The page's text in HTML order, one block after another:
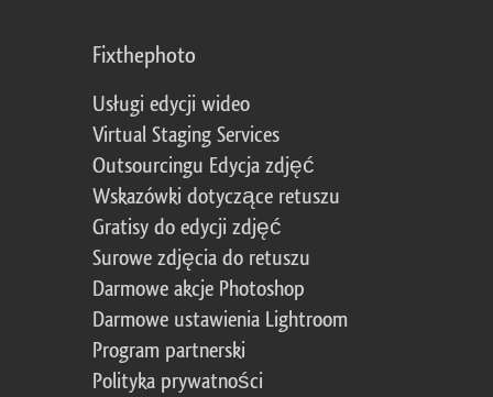
Fixthephoto
Usługi edycji wideo
Virtual Staging Services
Outsourcingu Edycja zdjęć
Wskazówki dotyczące retuszu
Gratisy do edycji zdjęć
Surowe zdjęcia do retuszu
Darmowe akcje Photoshop
Darmowe ustawienia Lightroom
Program partnerski
Polityka prywatności